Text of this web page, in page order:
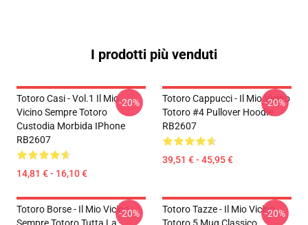
I prodotti più venduti
Totoro Casi - Vol.1 Il Mio
Vicino Sempre Totoro
Custodia Morbida IPhone
RB2607
14,81 € - 16,10 €
-20%
Totoro Cappucci - Il Mio Vicino
Totoro #4 Pullover Hoodie
RB2607
39,51 € - 45,95 €
-20%
Totoro Borse - Il Mio Vicino-20%
Totoro Tazze - Il Mio Vicino-20%